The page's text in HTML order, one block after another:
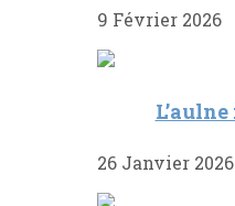
9 Février 2026
26 Janvier 2026